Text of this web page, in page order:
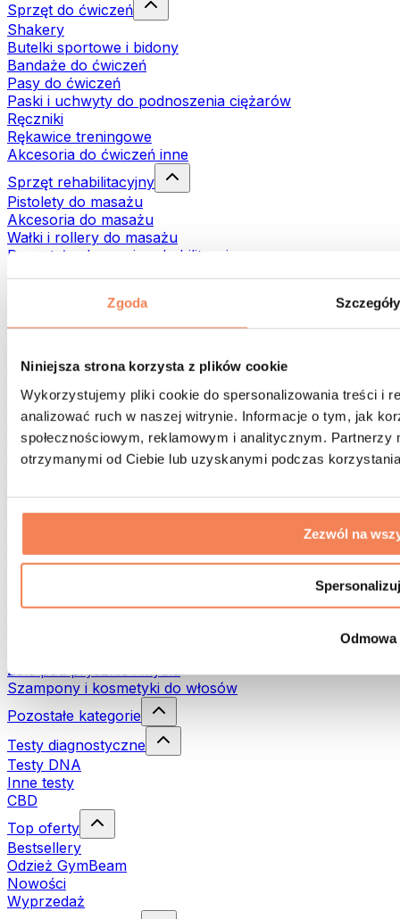
Zgoda Szczegóły
Niniejsza strona korzysta z plików cookie
Wykorzystujemy pliki cookie do spersonalizowania treści i
analizować ruch w naszej witrynie. Informacje o tym, jak
społecznościowym, reklamowym i analitycznym. Partnerzy
otrzymanymi od Ciebie lub uzyskanymi podczas
Zezwól na
Spersonalizuj
Odmowa
Sprzęt do ćwiczeń
Shakery
Butelki sportowe i bidony
Bandaże do ćwiczeń
Pasy do ćwiczeń
Paski i uchwyty do podnoszenia ciężarów
Ręczniki
Rękawice treningowe
Akcesoria do ćwiczeń inne
Sprzęt rehabilitacyjny
Pistolety do masażu
Akcesoria do masażu
Wałki i rollery do masażu
Pozostałe akcesoria rehabilitacyjne
Torby i plecaki
Torby na żywność i akcesoria
Akcesoria dopasowane do aktywności
Bieganie
Sporty walki
Kolarstwo
Joga i pilates
Terapia zimnem
Trekking
Filtry i dzbanki do wody
Środki do prania
Żele pod prysznic i mydła
Szampony i kosmetyki do włosów
Pozostałe kategorie
Testy diagnostyczne
Testy DNA
Inne testy
CBD
Top oferty
Bestsellery
Odzież GymBeam
Nowości
Wyprzedaż